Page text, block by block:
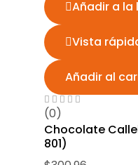
Añadir a la
Vista
Añadir al
(0)
Chocolate
801)